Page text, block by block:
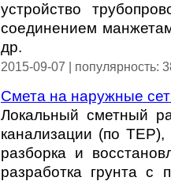
устройство
соединением
др.
2015-09-07 | популярность:
Смета на наружные
Локальный сметный
канализации (по ТЕР),
разборка и
разработка грунта с